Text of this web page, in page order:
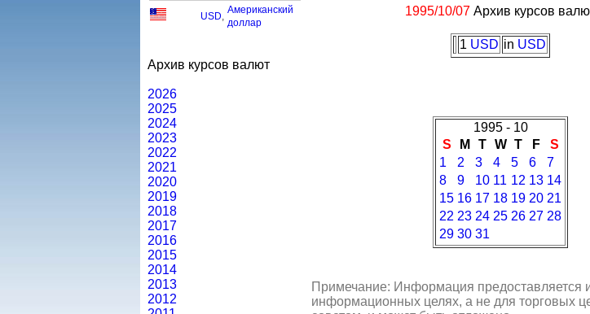
USD
Американский
доллар
Архив курсов валют
2026
2025
2024
2023
2022
2021
2020
2019
2018
2017
2016
2015
2014
2013
2012
1995/10/07 Архив курсов
1 USD in USD
1995 - 10
S
M T W T F
S
1
2 3 4 5 6
7
8
9 10 11 12 13 14
15 16 17 18 19 20 21
22 23 24 25 26 27 28
29 30 31
Примечание: Информация предоставляется
информационных целях, а не для торговых